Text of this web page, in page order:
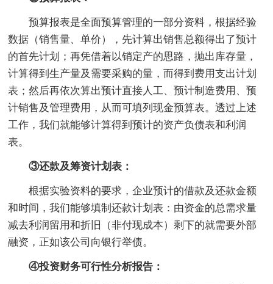
预算报表是全面预算管理的一部分资料，根据经验
数据（销售量、单价），先计算出销售总额得出了预计
的首先计划；再凭借着以销定产的思路，抛出库存量，
计算得到生产量及需要采购的量，而得到费用支出计划
表；然后再依次算出预计直接人工、预计制造费用、预
计销售及管理费用，从而可填列现金预算表。透过上述
工作，我们就能够计算得到预计的资产负债表和利润
表。
③还款及筹资计划表：
根据实验资料的要求，企业预计的借款及还款金额
和时间，我们能够填制还款计划表：由资金的总需求量
减去利润留用和折旧（非付现成本）剩下的就需要外部
融资，正如该公司向银行举债。
④投资财务可行性分析报告：